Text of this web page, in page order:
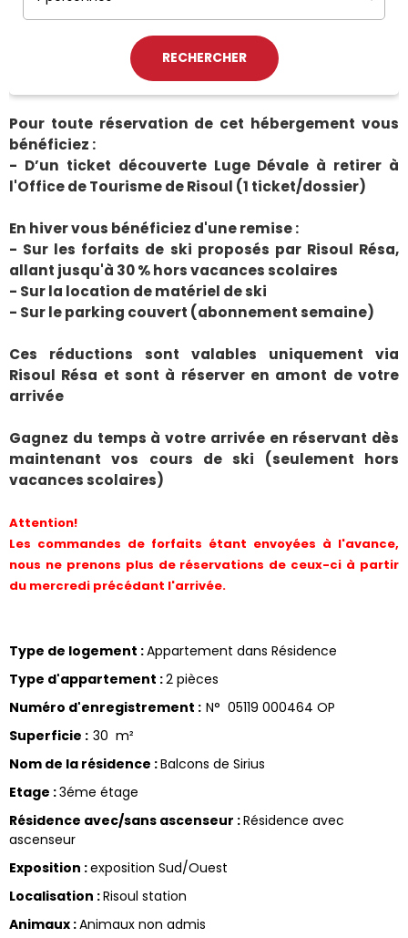
Pour toute réservation de cet hébergement vous
bénéficiez :
- D’un ticket découverte Luge Dévale à retirer à
l'Office de Tourisme de Risoul (1 ticket/dossier)
En hiver vous bénéficiez d'une remise :
- Sur les forfaits de ski proposés par Risoul Résa,
allant jusqu'à 30 % hors vacances scolaires
- Sur la location de matériel de ski
- Sur le parking couvert (abonnement semaine)
Ces réductions sont valables uniquement via
Risoul Résa et sont à réserver en amont de votre
arrivée
Gagnez du temps à votre arrivée en réservant dès
maintenant vos cours de ski (seulement hors
vacances scolaires)
Attention!
Les commandes de forfaits étant envoyées à l'avance,
nous ne prenons plus de réservations de ceux-ci à partir
du mercredi précédant l'arrivée.
Type de logement :Appartement dans Résidence
Type d'appartement :2 pièces
Numéro d'enregistrement : N° 05119 000464 OP
Superficie : 30 m²
Nom de la résidence :Balcons de Sirius
Etage :3éme étage
Résidence avec/sans ascenseur :Résidence avec
ascenseur
Exposition :exposition Sud/Ouest
Localisation :Risoul station
Animaux :Animaux non admis